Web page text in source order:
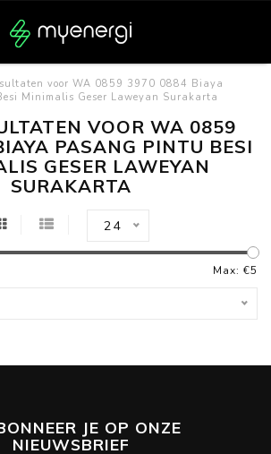
voor WA 0859 3970 0884 Biaya
Minimalis Geser Laweyan Surakarta
VOOR WA 0859
PASANG PINTU BESI
GESER LAWEYAN
SURAKARTA
24
Max: €5
JE OP ONZE
NIEUWSBRIEF